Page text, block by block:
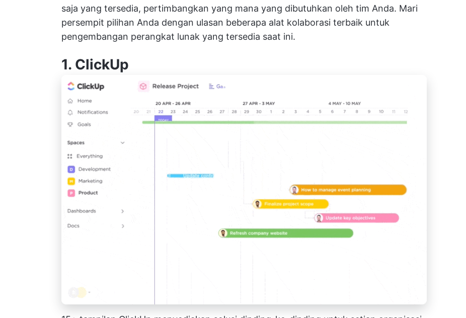
saja yang tersedia, pertimbangkan yang mana yang dibutuhkan oleh tim Anda. Mari
persempit pilihan Anda dengan ulasan beberapa alat kolaborasi terbaik untuk
pengembangan perangkat lunak yang tersedia saat ini.
1. ClickUp